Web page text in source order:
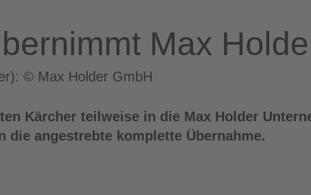
Max
© Max Holder GmbH
Kärcher teilweise in die Max Holder
die angestrebte komplette Übernahme.